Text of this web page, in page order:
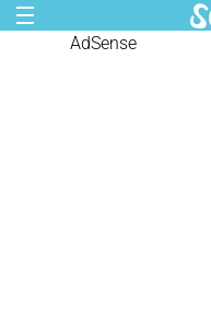
AdSense